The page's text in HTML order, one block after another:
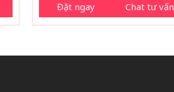
Đặt ngay
Chat tư vấn